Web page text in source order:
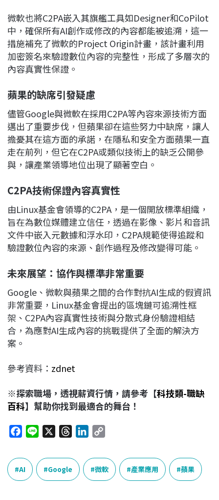
微軟也將C2PA嵌入其旗艦工具如Designer和CoPilot
中，確保所有AI創作或修改的內容都能被追溯，這一
措施補充了微軟的Project Origin計畫，該計畫利用
加密簽名來驗證數位內容的完整性，形成了多層次的
內容真實性保證。
蘋果的缺席引發疑慮
儘管Google與微軟在採用C2PA等內容來源技術方面
邁出了重要步伐，但蘋果卻在這些努力中缺席，讓人
擔憂其在這方面的承諾，在隱私和安全方面蘋果一直
走在前列，但它在C2PA或類似技術上的缺乏公開參
與，讓產業領導地位出現了顯著空白。
C2PA技術保證內容真實性
由Linux基金會領導的C2PA，是一個開放標準組織，
旨在為數位媒體建立信任，透過在影像、影片和音訊
文件中嵌入元數據和浮水印，C2PA規範使得追蹤和
驗證數位內容的來源、創作過程及修改變得可能。
未來展望：協作與標準非常重要
Google、微軟與蘋果之間的合作對抗AI生成的假資訊
非常重要，Linux基金會提出的區塊鏈可追溯性框
架、C2PA內容真實性技術與分散式身份驗證相結
合，為應對AI生成內容的挑戰提供了全面的解決方
案。
參考資料： zdnet
※探索職場，透視薪資行情，請參考【科技類-職缺
百科】幫助你找到最適合的舞台！
c
e
b
n
r
a
n
k
e
p
y
L
AI Google 微軟 產業應用 蘋果